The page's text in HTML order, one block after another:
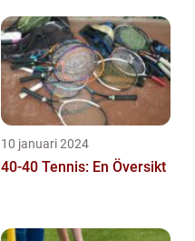
10 januari 2024
40-40 Tennis: En Översikt